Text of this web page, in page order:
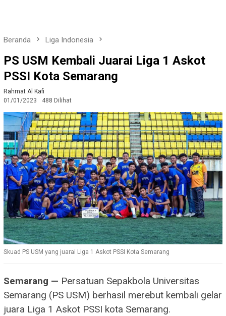
Beranda Liga Indonesia
PS USM Kembali Juarai Liga 1 Askot
PSSI Kota Semarang
Rahmat Al Kafi
01/01/2023
488 Dilihat
Skuad PS USM yang juarai Liga 1 Askot PSSI Kota Semarang
Semarang — Persatuan Sepakbola Universitas
Semarang (PS USM) berhasil merebut kembali gelar
juara Liga 1 Askot PSSI kota Semarang.